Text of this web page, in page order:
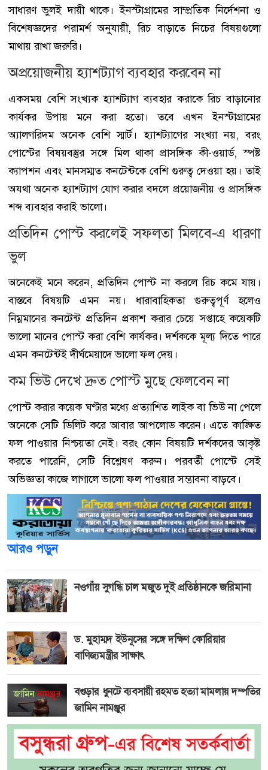
সাধারণ ভুলই দায়ী থাকে। ইনস্টাগ্রামের সাম্প্রতিক নির্দেশনা ও
বিশেষজ্ঞদের পরামর্শ অনুযায়ী, রিচ বাড়াতে নিচের বিষয়গুলো
মাথায় রাখা জরুরি।
অপ্রয়োজনীয় হ্যাশট্যাগ ব্যবহার করবেন না
একসময় বেশি সংখ্যক হ্যাশট্যাগ ব্যবহার করাকে রিচ বাড়ানোর
কার্যকর উপায় মনে করা হতো। তবে এখন ইনস্টাগ্রামের
অ্যালগরিদম অনেক বেশি স্মার্ট। হ্যাশট্যাগের সংখ্যা নয়, বরং
পোস্টের বিষয়বস্তুর সঙ্গে মিল থাকা প্রাসঙ্গিক কী-ওয়ার্ড, স্পষ্ট
ক্যাপশন এবং মানসম্মত কনটেন্টকে বেশি গুরুত্ব দেওয়া হয়। তাই
অযথা অনেক হ্যাশট্যাগ যোগ করার বদলে প্রয়োজনীয় ও প্রাসঙ্গিক
শব্দ ব্যবহার করাই ভালো।
প্রতিদিন পোস্ট করলেই সফলতা মিলবে-এ ধারণা
ভুল
অনেকেই মনে করেন, প্রতিদিন পোস্ট না করলে রিচ কমে যায়।
বাস্তবে বিষয়টি এমন নয়। ধারাবাহিকতা গুরুত্বপূর্ণ হলেও
নিম্নমানের কনটেন্ট প্রতিদিন প্রকাশ করার চেয়ে সপ্তাহে কয়েকটি
ভালো মানের পোস্ট করা বেশি কার্যকর। দর্শককে মূল্য দিতে পারে
এমন কনটেন্টই দীর্ঘমেয়াদে ভালো ফল দেয়।
কম ভিউ দেখে দ্রুত পোস্ট মুছে ফেলবেন না
পোস্ট করার কয়েক ঘণ্টার মধ্যে প্রত্যাশিত লাইক বা ভিউ না পেলে
অনেকে সেটি ডিলিট করে আবার আপলোড করেন। এতে কাঙ্ক্ষিত
ফল পাওয়ার নিশ্চয়তা নেই। বরং কোন বিষয়টি দর্শকদের আকৃষ্ট
করতে পারেনি, সেটি বিশ্লেষণ করুন। পরবর্তী পোস্টে সেই
অভিজ্ঞতা কাজে লাগালে ভালো ফল পাওয়ার সম্ভাবনা বাড়বে।
আরও পড়ুন
নওগাঁয় সুগন্ধি চাল মজুত দুই প্রতিষ্ঠানকে জরিমানা
ড. মুহাম্মদ ইউনূসের সঙ্গে দক্ষিণ কোরিয়ার
বাণিজ্যমন্ত্রীর সাক্ষাৎ
বগুড়ার ধুনটে ব্যবসায়ী রহমত হত্যা মামলায় দম্পতির
জামিন নামঞ্জুর